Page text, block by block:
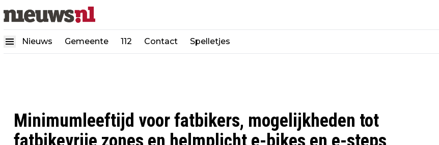
Nieuws Gemeente 112 Contact Spelletjes
Minimumleeftijd voor fatbikers, mogelijkheden tot